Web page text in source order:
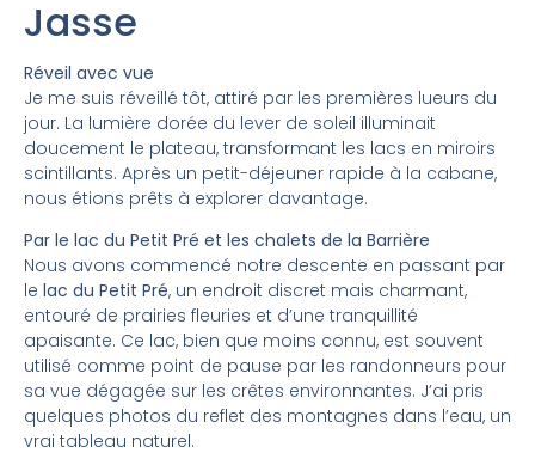
Jasse
Réveil avec vue
Je me suis réveillé tôt, attiré par les premières lueurs du
jour. La lumière dorée du lever de soleil illuminait
doucement le plateau, transformant les lacs en miroirs
scintillants. Après un petit-déjeuner rapide à la cabane,
nous étions prêts à explorer davantage.
Par le lac du Petit Pré et les chalets de la Barrière
Nous avons commencé notre descente en passant par
le lac du Petit Pré, un endroit discret mais charmant,
entouré de prairies fleuries et d’une tranquillité
apaisante. Ce lac, bien que moins connu, est souvent
utilisé comme point de pause par les randonneurs pour
sa vue dégagée sur les crêtes environnantes. J’ai pris
quelques photos du reflet des montagnes dans l’eau, un
vrai tableau naturel.